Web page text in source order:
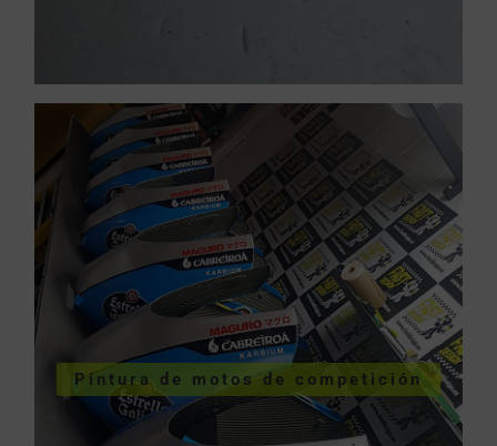
Pintura de motos de competición
Pintura de motos de
competición
VER SERVICIOS URGENTES